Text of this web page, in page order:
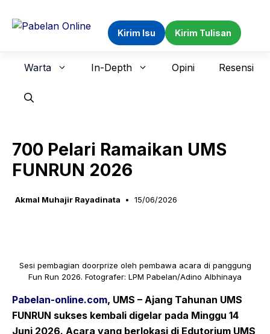
Kirim Isu Kirim Tulisan
Warta In-Depth Opini Resensi
700 Pelari Ramaikan UMS
FUNRUN 2026
Akmal Muhajir Rayadinata 15/06/2026
Sesi pembagian doorprize oleh pembawa acara di panggung
Fun Run 2026. Fotografer: LPM Pabelan/Adino Albhinaya
Pabelan-online.com, UMS – Ajang Tahunan UMS
FUNRUN sukses kembali digelar pada Minggu 14
Juni 2026. Acara yang berlokasi di Edutorium UMS